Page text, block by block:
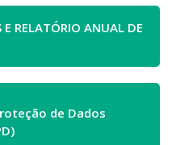
E RELATÓRIO ANUAL DE
de Dados